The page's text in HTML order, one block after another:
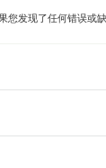
您发现了任何错误或